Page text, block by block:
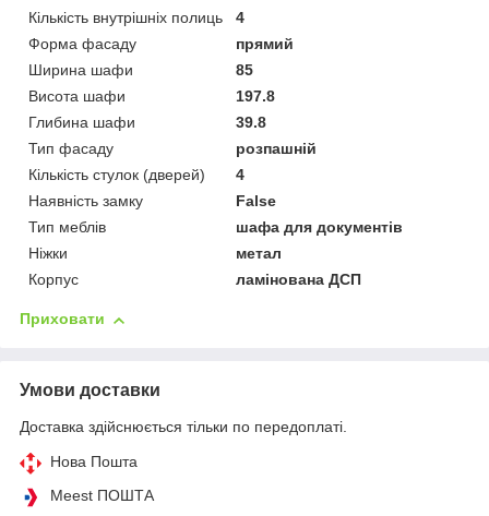
Кількість внутрішніх полиць
4
Форма фасаду
прямий
Ширина шафи
85
Висота шафи
197.8
Глибина шафи
39.8
Тип фасаду
розпашній
Кількість стулок (дверей)
4
Наявність замку
False
Тип меблів
шафа для документів
Ніжки
метал
Корпус
ламінована ДСП
Приховати
Умови доставки
Доставка здійснюється тільки по передоплаті.
Нова Пошта
Meest ПОШТА